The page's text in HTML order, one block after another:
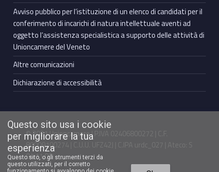
Avviso pubblico per l’istituzione di un elenco di candidati per il
conferimento di incarichi di natura intellettuale aventi ad
oggetto l’assistenza specialistica a supporto delle attività di
Unioncamere del Veneto
Altre comunicazioni
Dichiarazione di accessibilità
© 2021 Unioncamere | P.IVA 02406800272 | C.F.
80009100274 | C.U.U. UFZ42J | C.IPA urdc_027 | Ateco: S
94.11.00
Questo sito usa i cookie
per migliorare la tua
esperienza
Questo sito, o gli strumenti terzi da
questo utilizzati, per il corretto